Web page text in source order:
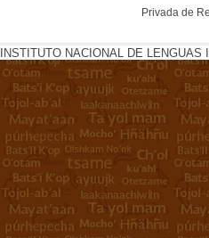
Privada de
INSTITUTO NACIONAL DE